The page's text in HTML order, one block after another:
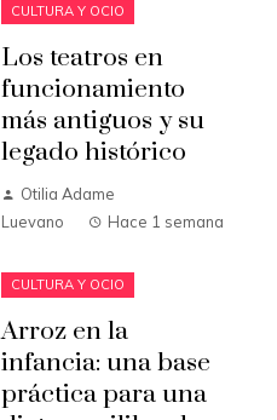
CULTURA Y OCIO
Los teatros en
funcionamiento
más antiguos y su
legado histórico
Otilia Adame
Luevano
Hace 1 semana
CULTURA Y OCIO
Arroz en la
infancia: una base
práctica para una